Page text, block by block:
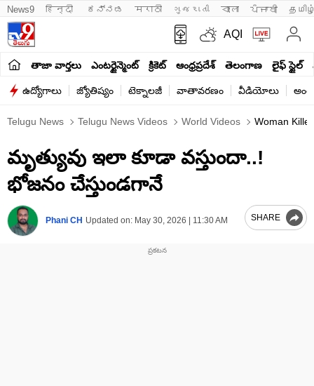
News9 हिन्दी ಕನ್ನಡ मराठी ગુજરાતી বাংলা ਪੰਜਾਬੀ
AQI
తాజా వార్తలు ఎంటర్టైన్మెంట్ క్రికెట్ ఆంధ్రప్రదేశ్ తెలంగాణ లైఫ్ స్టైల్
ఉద్యోగాలు జ్యోతిష్యం టెక్నాలజీ వాతావరణం వీడియోలు
Telugu News Telugu News Videos World Videos Woman
మృత్యువు ఇలా కూడా వస్తుందా..!
భోజనం చేస్తుండగానే
Phani CH Updated on: May 30, 2026 | 11:30 AM SHARE